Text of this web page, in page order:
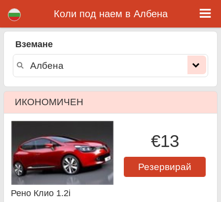
Коли под наем в Албена
Вземане
ИКОНОМИЧЕН
€13
Резервирай
Рено Клио 1.2i